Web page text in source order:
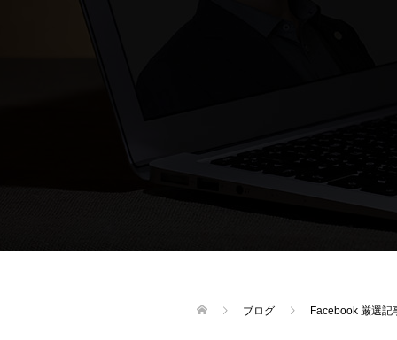
ブログ Facebook 厳選記